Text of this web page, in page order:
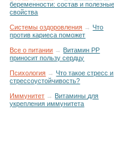
беременности: состав и полезные
свойства
Системы оздоровления →Что
против кариеса поможет
Все о питании → Витамин РР
приносит пользу сердцу
Психология →Что такое стресс и
стрессоустойчивость?
Иммунитет → Витамины для
укрепления иммунитета